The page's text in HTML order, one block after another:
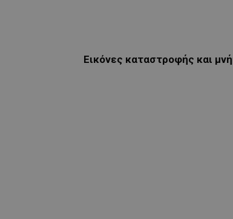
Εικόνες καταστροφής και